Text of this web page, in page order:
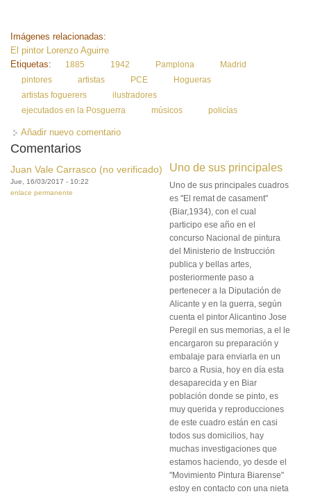
Imágenes relacionadas:
El pintor Lorenzo Aguirre
Etiquetas:
1885 1942 Pamplona
Madrid
pintores
artistas PCE
Hogueras
artistas foguerers
ilustradores
ejecutados en la Posguerra
músicos policías
Añadir nuevo comentario
Comentarios
Juan Vale Carrasco (no verificado)
Jue, 16/03/2017 - 10:22
enlace permanente
Uno de sus principales
Uno de sus principales cuadros
es "El remat de casament"
(Biar,1934), con el cual
participo ese año en el
concurso Nacional de pintura
del Ministerio de Instrucción
publica y bellas artes,
posteriormente paso a
pertenecer a la Diputación de
Alicante y en la guerra, según
cuenta el pintor Alicantino Jose
Peregil en sus memorias, a el le
encargaron su preparación y
embalaje para enviarla en un
barco a Rusia, hoy en día esta
desaparecida y en Biar
población donde se pinto, es
muy querida y reproducciones
de este cuadro están en casi
todos sus domicilios, hay
muchas investigaciones que
estamos haciendo, yo desde el
"Movimiento Pintura Biarense"
estoy en contacto con una nieta